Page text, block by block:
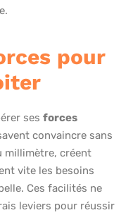
pour
ses forces
convaincre sans
millimètre, créent
vite les besoins
Ces facilités ne
leviers pour réussir